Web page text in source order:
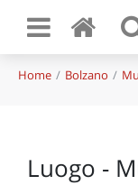
Home Bolzano
Luogo -